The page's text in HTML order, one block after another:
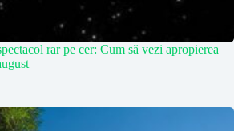
rar pe cer: Cum să vezi apropierea